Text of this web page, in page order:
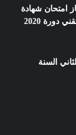
امتحان شهادة
دورة 2020
السنة